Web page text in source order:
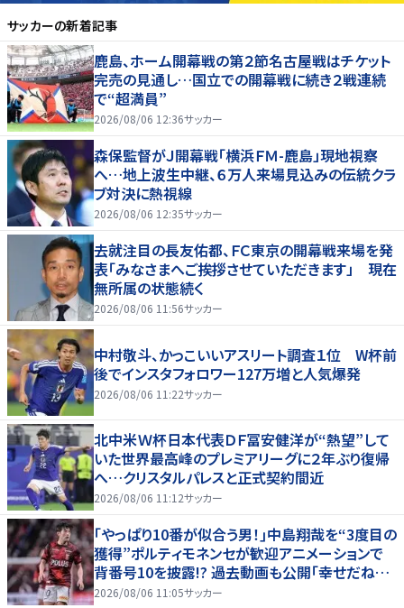
サッカーの新着記事
鹿島、ホーム開幕戦の第２節名古屋戦はチケット
完売の見通し…国立での開幕戦に続き２戦連続
で“超満員”
2026/08/06 12:36サッカー
森保監督がＪ開幕戦「横浜ＦＭ-鹿島」現地視察
へ…地上波生中継、６万人来場見込みの伝統クラ
ブ対決に熱視線
2026/08/06 12:35サッカー
去就注目の長友佑都、ＦＣ東京の開幕戦来場を発
表「みなさまへご挨拶させていただきます」 現在
無所属の状態続く
2026/08/06 11:56サッカー
中村敬斗、かっこいいアスリート調査１位 W杯前
後でインスタフォロワー127万増と人気爆発
2026/08/06 11:22サッカー
北中米Ｗ杯日本代表ＤＦ冨安健洋が“熱望”して
いた世界最高峰のプレミアリーグに２年ぶり復帰
へ…クリスタルパレスと正式契約間近
2026/08/06 11:12サッカー
｢やっぱり10番が似合う男！｣中島翔哉を“3度目の
獲得”ポルティモネンセが歓迎アニメーションで
背番号10を披露!? 過去動画も公開｢幸せだね〜｣
｢爽やかイケメン｣
2026/08/06 11:05サッカー